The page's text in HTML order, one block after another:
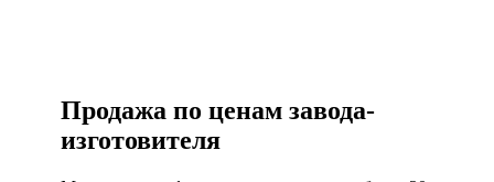
Продажа по ценам завода-
изготовителя